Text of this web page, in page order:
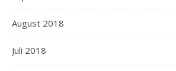
August 2018
Juli 2018